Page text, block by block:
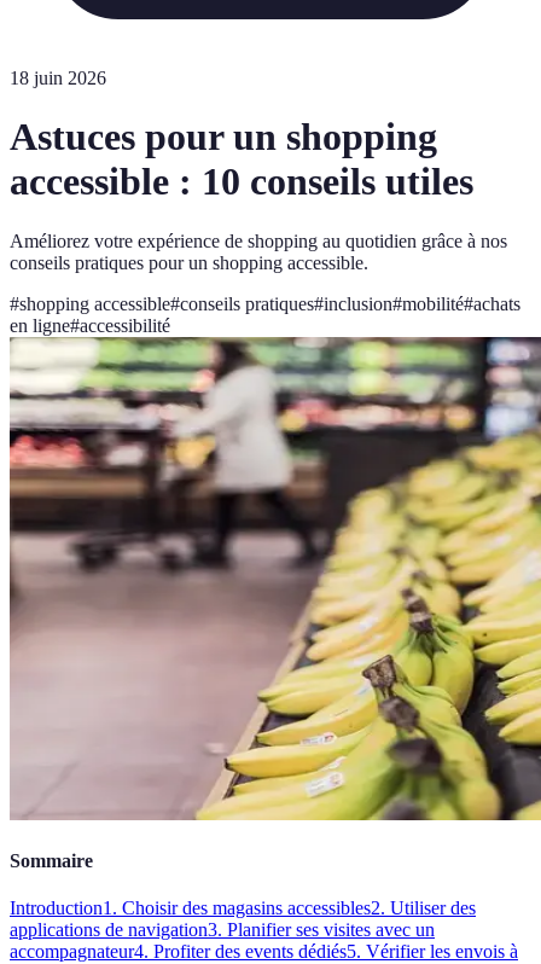
18 juin 2026
Astuces pour un shopping
accessible : 10 conseils utiles
Améliorez votre expérience de shopping au quotidien grâce à nos
conseils pratiques pour un shopping accessible.
#shopping accessible#conseils pratiques#inclusion#mobilité#achats
en ligne#accessibilité
Sommaire
Introduction1. Choisir des magasins accessibles2. Utiliser des
applications de navigation3. Planifier ses visites avec un
accompagnateur4. Profiter des events dédiés5. Vérifier les envois à